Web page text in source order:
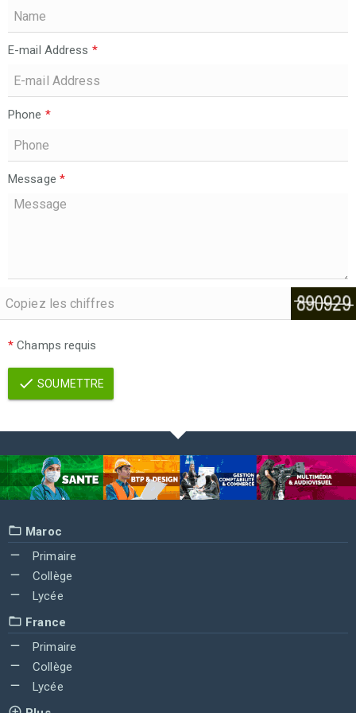
E-mail Address *
Phone *
Message *
* Champs requis
SOUMETTRE
Maroc
Primaire
Collège
Lycée
France
Primaire
Collège
Lycée